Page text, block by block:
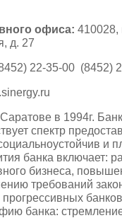
офиса: 410028,
д. 27
22-35-00 (8452)
в 1994г.
спектр
и
банка включает:
бизнеса,
требований
банка: